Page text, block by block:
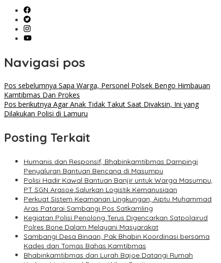
Navigasi pos
Pos sebelumnya Sapa Warga, Personel Polsek Bengo Himbauan
Kamtibmas Dan Prokes
Pos berikutnya Agar Anak Tidak Takut Saat Divaksin, Ini yang
Dilakukan Polisi di Lamuru
Posting Terkait
Humanis dan Responsif, Bhabinkamtibmas Dampingi
Penyaluran Bantuan Bencana di Masumpu
Polisi Hadir Kawal Bantuan Banjir untuk Warga Masumpu,
PT SGN Arasoe Salurkan Logistik Kemanusiaan
Perkuat Sistem Keamanan Lingkungan, Aiptu Muhammad
Aras Patarai Sambangi Pos Satkamling
Kegiatan Polisi Penolong Terus Digencarkan Satpolairud
Polres Bone Dalam Melayani Masyarakat
Sambangi Desa Binaan, Pak Bhabin Koordinasi bersama
Kades dan Tomas Bahas Kamtibmas
Bhabinkamtibmas dan Lurah Bajoe Datangi Rumah